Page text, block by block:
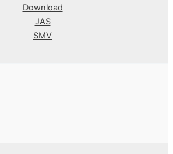
Download
JAS
SMV